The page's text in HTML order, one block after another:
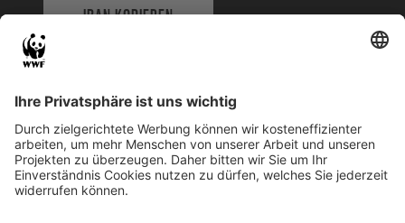
IBAN KOPIEREN
WWF Deutschland
Reinhardtstr. 18
10117 Berlin